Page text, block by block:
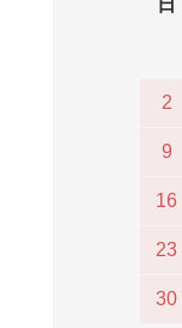
日
2
9
16
23
30